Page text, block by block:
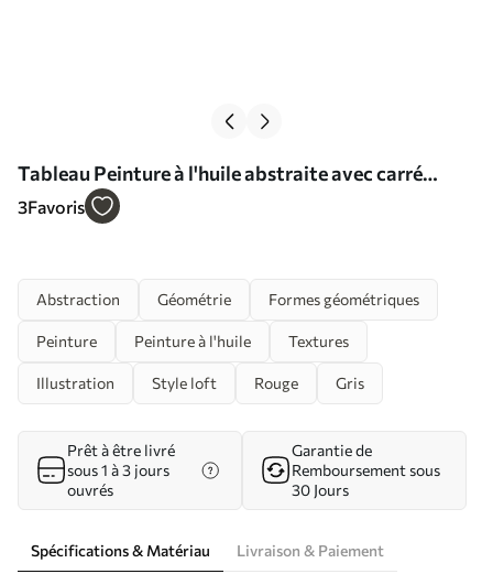
Tableau Peinture à l'huile abstraite avec carré
rouge Nr s37167
3Favoris
Abstraction Géométrie Formes géométriques
Peinture Peinture à l'huile Textures
Illustration Style loft Rouge Gris
Prêt à être livré
sous 1 à 3 jours
ouvrés
Garantie de
Remboursement sous
30 Jours
Spécifications & Matériau
Livraison & Paiement